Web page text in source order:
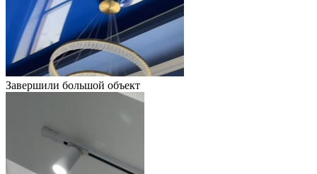
Завершили большой объект